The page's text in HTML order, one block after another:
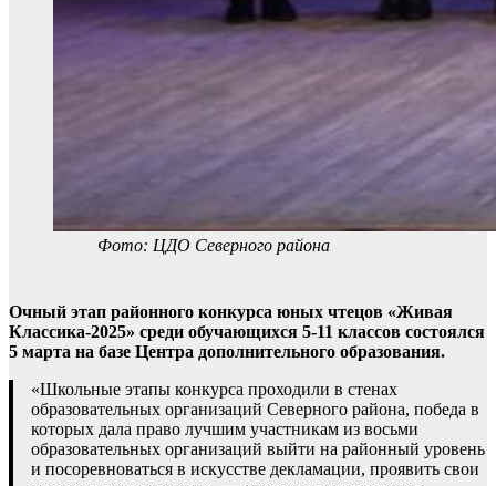
Фото: ЦДО Северного района
Очный этап районного конкурса юных чтецов «Живая
Классика-2025» среди обучающихся 5-11 классов состоялся
5 марта на базе Центра дополнительного образования.
«Школьные этапы конкурса проходили в стенах
образовательных организаций Северного района, победа в
которых дала право лучшим участникам из восьми
образовательных организаций выйти на районный уровень
и посоревноваться в искусстве декламации, проявить свои